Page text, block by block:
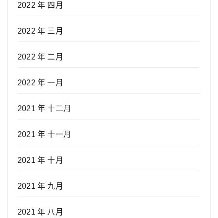
2022 年 四月
2022 年 三月
2022 年 二月
2022 年 一月
2021 年 十二月
2021 年 十一月
2021 年 十月
2021 年 九月
2021 年 八月